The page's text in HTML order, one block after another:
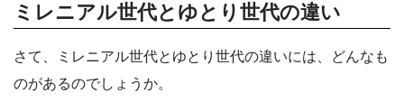
ミレニアル世代とゆとり世代の違い
さて、ミレニアル世代とゆとり世代の違いには、どんなも
のがあるのでしょうか。